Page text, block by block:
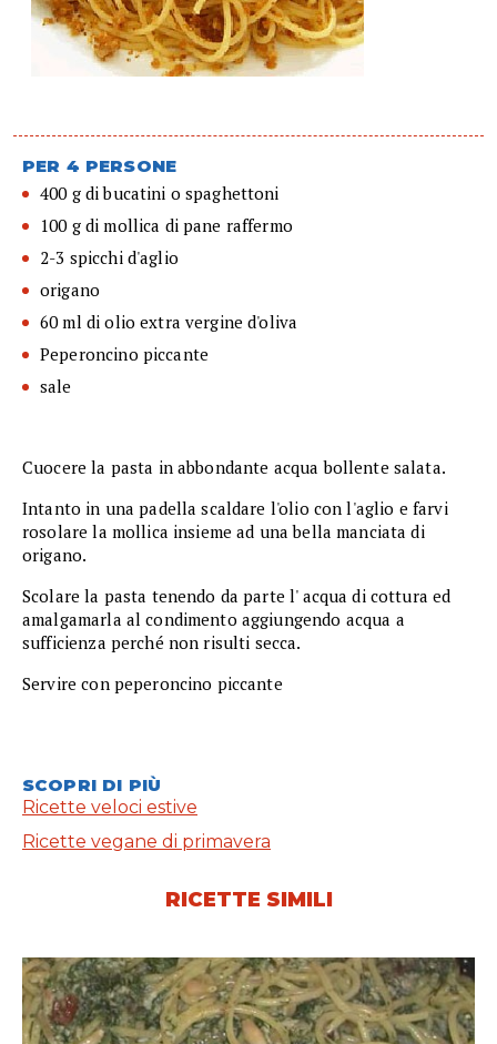
PER 4 PERSONE
400 g di bucatini o spaghettoni
100 g di mollica di pane raffermo
2-3 spicchi d'aglio
origano
60 ml di olio extra vergine d'oliva
Peperoncino piccante
sale
Cuocere la pasta in abbondante acqua bollente salata.
Intanto in una padella scaldare l'olio con l'aglio e farvi
rosolare la mollica insieme ad una bella manciata di
origano.
Scolare la pasta tenendo da parte l' acqua di cottura ed
amalgamarla al condimento aggiungendo acqua a
sufficienza perché non risulti secca.
Servire con peperoncino piccante
SCOPRI DI PIÙ
Ricette veloci estive
Ricette vegane di primavera
RICETTE SIMILI